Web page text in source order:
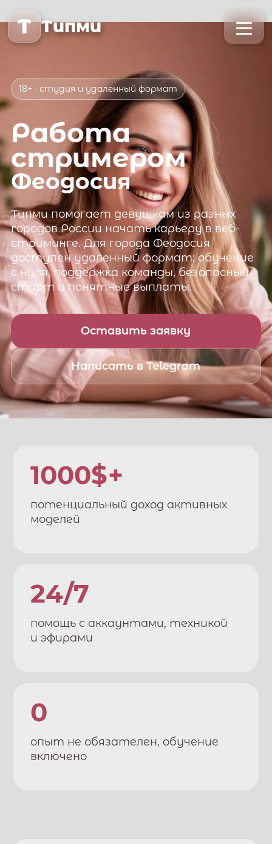
T Типми
18+ · студия и удаленный формат
Работа
стримером
Феодосия
Типмипомогает девушкам из разных
городов России начать карьеру в веб-
стриминге. Для города Феодосия
доступен удаленный формат: обучение
с нуля, поддержка команды, безопасный
старт и понятные выплаты.
Оставить заявку
Написать в Telegram
1000$+
потенциальный доход активных
моделей
24/7
помощь с аккаунтами, техникой
и эфирами
0
опыт не обязателен, обучение
включено